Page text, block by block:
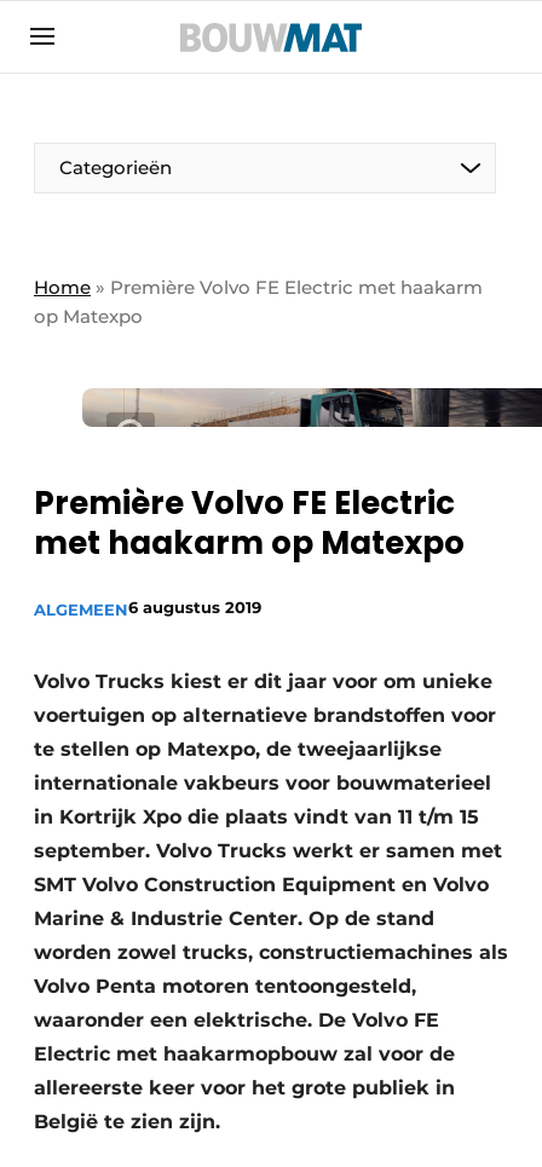
Aanmelden
Bedrijven
Bedrijven
Contact
Evenement aanmelden
Meest gelezen
Podcasts
Privacy / Cookie statement
Video’s
Categorieën
Home » Première Volvo FE Electric met haakarm
op Matexpo
Première Volvo FE Electric
met haakarm op Matexpo
ALGEMEEN6 augustus 2019
Volvo Trucks kiest er dit jaar voor om unieke
voertuigen op alternatieve brandstoffen voor
te stellen op Matexpo, de tweejaarlijkse
internationale vakbeurs voor bouwmaterieel
in Kortrijk Xpo die plaats vindt van 11 t/m 15
september. Volvo Trucks werkt er samen met
SMT Volvo Construction Equipment en Volvo
Marine & Industrie Center. Op de stand
worden zowel trucks, constructiemachines als
Volvo Penta motoren tentoongesteld,
waaronder een elektrische. De Volvo FE
Electric met haakarmopbouw zal voor de
allereerste keer voor het grote publiek in
België te zien zijn.